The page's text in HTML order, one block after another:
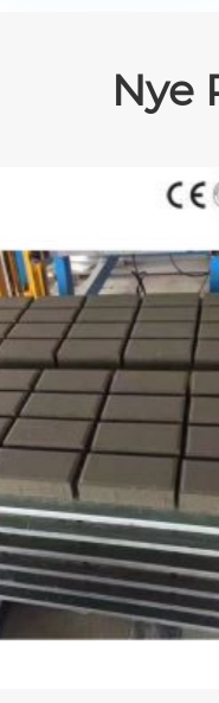
Nye